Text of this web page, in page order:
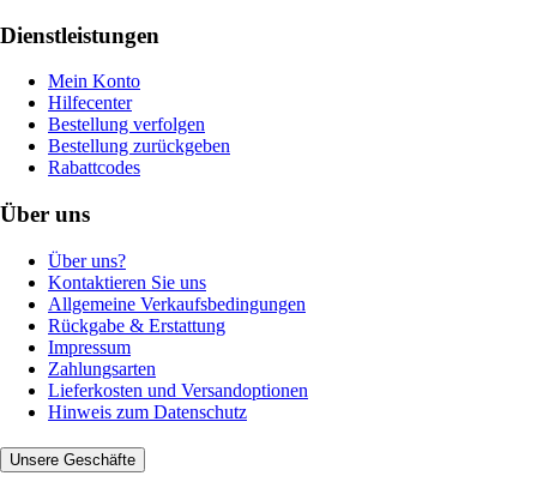
Dienstleistungen
Mein Konto
Hilfecenter
Bestellung verfolgen
Bestellung zurückgeben
Rabattcodes
Über uns
Über uns?
Kontaktieren Sie uns
Allgemeine Verkaufsbedingungen
Rückgabe & Erstattung
Impressum
Zahlungsarten
Lieferkosten und Versandoptionen
Hinweis zum Datenschutz
Unsere Geschäfte